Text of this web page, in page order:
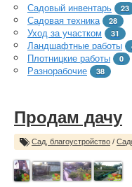
Садовый инвентарь 23
Садовая техника 28
Уход за участком 31
Ландшафтные работы
Плотницкие работы 0
Разнорабочие 38
Продам дачу
Сад, благоустройство /